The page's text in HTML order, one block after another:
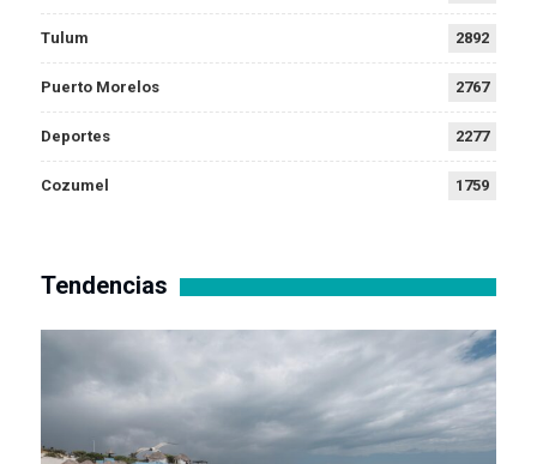
Tulum 2892
Puerto Morelos 2767
Deportes 2277
Cozumel 1759
Tendencias